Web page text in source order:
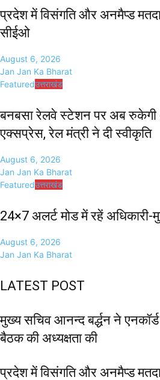
प्रदेश में विसंगति और अनमैप्ड
सीईओ
August 6, 2026
Jan Jan Ka Bharat
Featuredउत्तराखंड
बनबसा रेलवे स्टेशन पर अब
एक्सप्रेस, रेल मंत्री ने दी स्वीकृति
August 6, 2026
Jan Jan Ka Bharat
Featuredउत्तराखंड
24×7 अलर्ट मोड में रहें अधिकारी-
August 6, 2026
Jan Jan Ka Bharat
LATEST POST
मुख्य सचिव आनन्द बर्द्धन ने
बैठक की अध्यक्षता की
प्रदेश में विसंगति और अनमैप्ड